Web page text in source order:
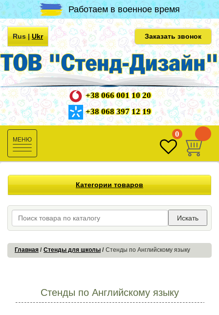
Работаем в военное время
Rus|Ukr Заказать звонок
+38 066 001 10 20
+38 068 397 12 19
Toggle
navigation
0
Категории товаров
Искать
Главная Стенды для школы Стенды по Английскому языку
Стенды по Английскому языку